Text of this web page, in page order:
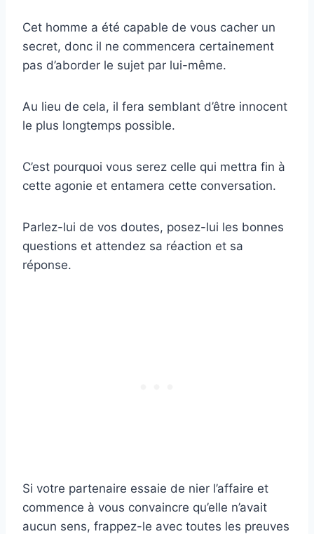
Cet homme a été capable de vous cacher un
secret, donc il ne commencera certainement
pas d’aborder le sujet par lui-même.
Au lieu de cela, il fera semblant d’être innocent
le plus longtemps possible.
C’est pourquoi vous serez celle qui mettra fin à
cette agonie et entamera cette conversation.
Parlez-lui de vos doutes, posez-lui les bonnes
questions et attendez sa réaction et sa
réponse.
Si votre partenaire essaie de nier l’affaire et
commence à vous convaincre qu’elle n’avait
aucun sens, frappez-le avec toutes les preuves